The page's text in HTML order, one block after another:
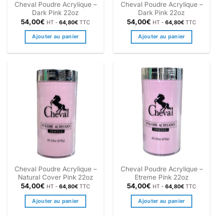
Cheval Poudre Acrylique –
Dark Pink 22oz
54,00€ HT - 64,80€ TTC
Ajouter au panier
Cheval Poudre Acrylique –
Dark Pink 22oz
54,00€ HT - 64,80€ TTC
Ajouter au panier
Cheval Poudre Acrylique –
Natural Cover Pink 22oz
54,00€ HT - 64,80€ TTC
Ajouter au panier
Cheval Poudre Acrylique –
Etreme Pink 22oz
54,00€ HT - 64,80€ TTC
Ajouter au panier